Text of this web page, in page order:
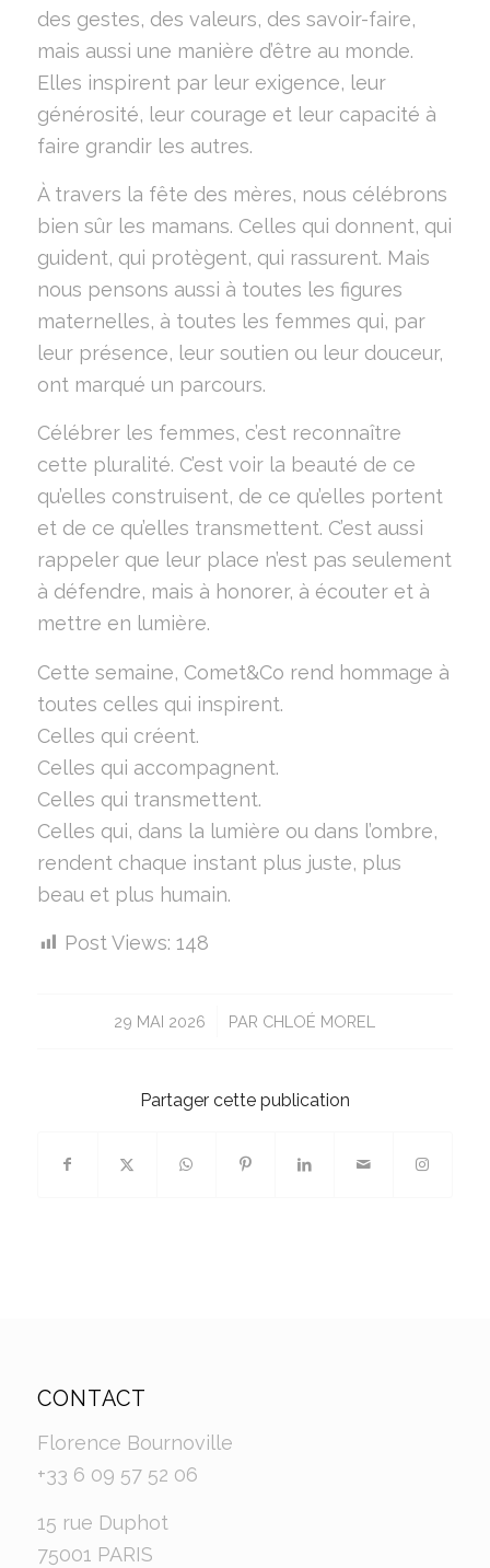
des gestes, des valeurs, des savoir-faire,
mais aussi une manière d’être au monde.
Elles inspirent par leur exigence, leur
générosité, leur courage et leur capacité à
faire grandir les autres.
À travers la fête des mères, nous célébrons
bien sûr les mamans. Celles qui donnent, qui
guident, qui protègent, qui rassurent. Mais
nous pensons aussi à toutes les figures
maternelles, à toutes les femmes qui, par
leur présence, leur soutien ou leur douceur,
ont marqué un parcours.
Célébrer les femmes, c’est reconnaître
cette pluralité. C’est voir la beauté de ce
qu’elles construisent, de ce qu’elles portent
et de ce qu’elles transmettent. C’est aussi
rappeler que leur place n’est pas seulement
à défendre, mais à honorer, à écouter et à
mettre en lumière.
Cette semaine, Comet&Co rend hommage à
toutes celles qui inspirent.
Celles qui créent.
Celles qui accompagnent.
Celles qui transmettent.
Celles qui, dans la lumière ou dans l’ombre,
rendent chaque instant plus juste, plus
beau et plus humain.
Post Views: 148
29 MAI 2026
/ PAR CHLOÉ MOREL
Partager cette publication
CONTACT
Florence Bournoville
+33 6 09 57 52 06
15 rue Duphot
75001 PARIS